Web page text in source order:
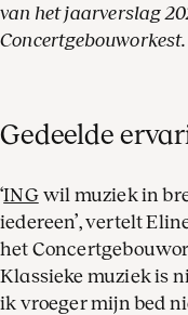
van het jaarverslag
Concertgebouworkest.
Gedeelde
‘INGwil muziek in
iedereen’, vertelt
het
Klassieke muziek is
ik vroeger mijn bed